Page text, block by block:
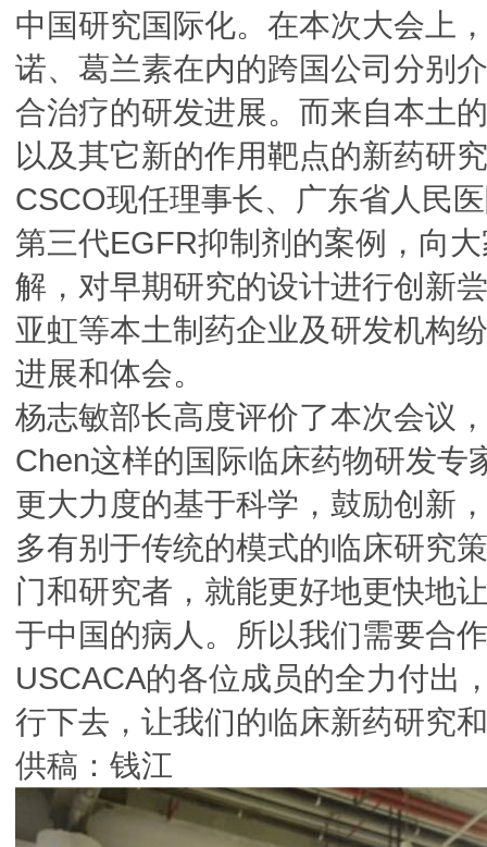
中国研究国际化。在本次大会上
诺、葛兰素在内的跨国公司分别
合治疗的研发进展。而来自本土
以及其它新的作用靶点的新药研
CSCO现任理事长、广东省人民
第三代EGFR抑制剂的案例，向
解，对早期研究的设计进行创新
亚虹等本土制药企业及研发机构
进展和体会。
杨志敏部长高度评价了本次会议
Chen这样的国际临床药物研发专
更大力度的基于科学，鼓励创新
多有别于传统的模式的临床研究
门和研究者，就能更好地更快地
于中国的病人。所以我们需要合
USCACA的各位成员的全力付出
行下去，让我们的临床新药研究
供稿：钱江